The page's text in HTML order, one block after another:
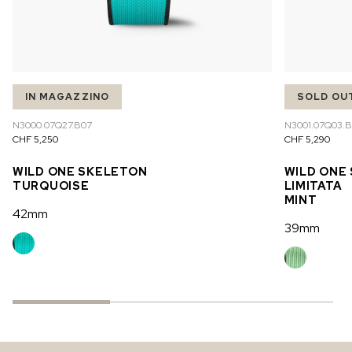
IN MAGAZZINO
N3000.07Q27.B07
CHF 5,250
WILD ONE SKELETON
TURQUOISE
42mm
SOLD
CHF 5,290
WILD ONE
LIMITATA
MINT
39mm